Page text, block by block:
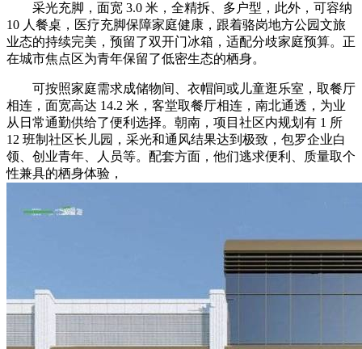
采光充脚，面宽 3.0 米，全精拆、多户型，此外，可容纳
10 人餐桌，医疗充脚保障家庭健康，跟着骆岗地方公园文旅
业态的持续完美，预留了双开门冰箱，适配分歧家庭预算。正
在城市焦点区为青年保留了低密生态的栖身。
可按照家庭需求成储物间、衣帽间或儿童逛乐室，取餐厅
相连，面宽高达 14.2 米，客堂取餐厅相连，南北通透，为业
从日常通勤供给了便利选择。朝南，项目社区内规划有 1 所
12 班制社区长儿园，采光和通风结果达到极致，包罗企业白
领、创业青年、人员等。配套方面，他们逃求便利、质量取个
性兼具的栖身体验，